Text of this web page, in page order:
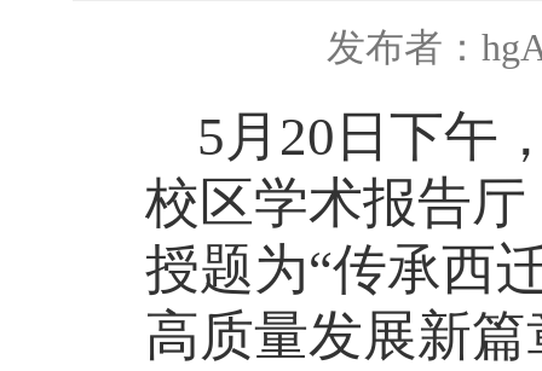
发布者：
5月20日下午
校区学术报告
授题为“传承西
高质量发展新